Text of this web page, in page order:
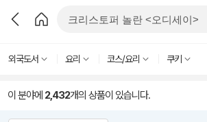
외국도서 요리 코스/요리 쿠키
이 분야에 2,432개의 상품이 있습니다.